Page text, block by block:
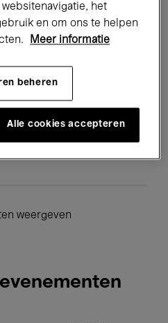
Global Music
weergeven
het
en om ons te helpen
Meer informatie
beheren
Alle cookies accepteren